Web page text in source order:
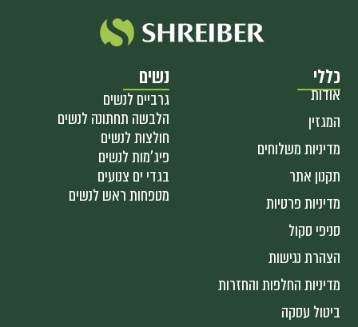
כללי
אודות
המגזין
מדיניות משלוחים
תקנון אתר
מדיניות פרטיות
סניפי סקול
הצהרת נגישות
מדיניות החלפות והחזרות
ביטול עסקה
נשים
גרביים לנשים
הלבשה תחתונה לנשים
חולצות לנשים
פיג'מות לנשים
בגדי ים צנועים
מטפחות ראש לנשים